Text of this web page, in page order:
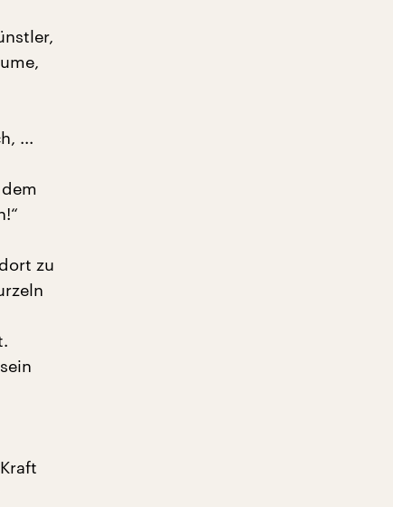
...
zu